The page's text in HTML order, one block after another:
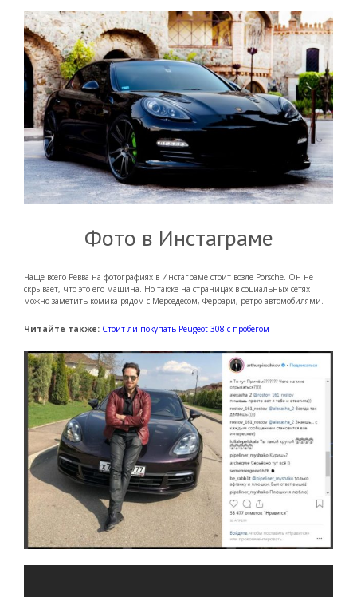
Фото в Инстаграме
Чаще всего Ревва на фотографиях в Инстаграме стоит возле Porsche. Он не
скрывает, что это его машина. Но также на страницах в социальных сетях
можно заметить комика рядом с Мерседесом, Феррари, ретро-автомобилями.
Читайте также: Стоит ли покупать Peugeot 308 с пробегом